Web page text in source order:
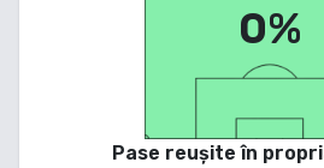
0%
Pase reușite în